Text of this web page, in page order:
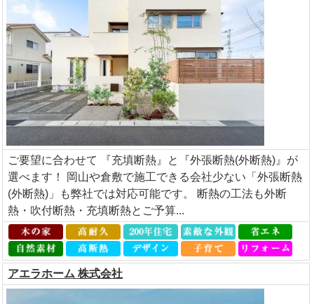
ご要望に合わせて 『充填断熱』と『外張断熱(外断熱)』が
選べます！ 岡山や倉敷で施工できる会社少ない「外張断熱
(外断熱)」も弊社では対応可能です。 断熱の工法も外断
熱・吹付断熱・充填断熱とご予算...
アエラホーム 株式会社